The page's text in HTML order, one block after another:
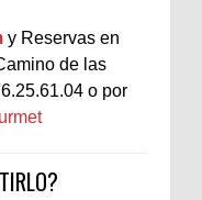
y Reservas en
de las
o por